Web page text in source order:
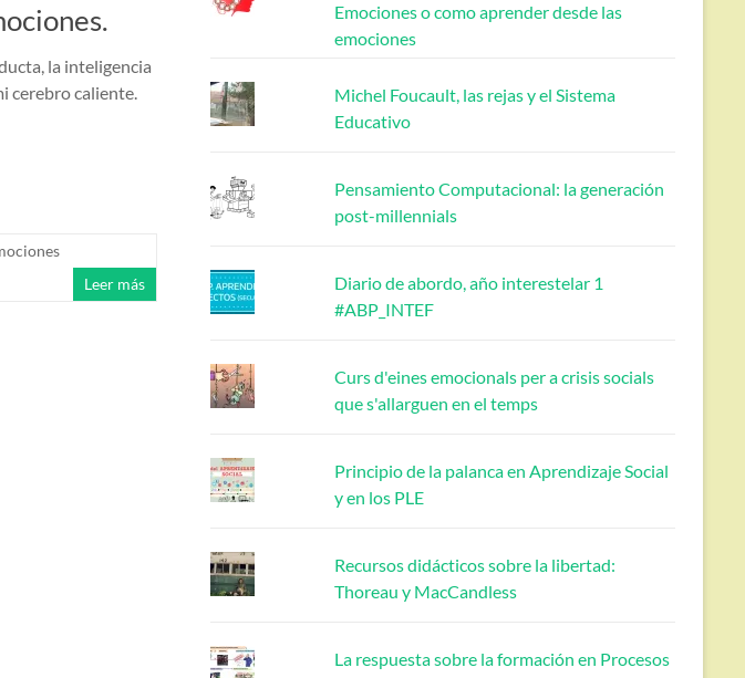
la inteligencia
cerebro caliente.
Leer más
Emociones o como aprender desde las
emociones
Michel Foucault, las rejas y el Sistema
Educativo
Pensamiento Computacional: la generación
post-millennials
Diario de abordo, año interestelar 1
#ABP_INTEF
Curs d'eines emocionals per a crisis socials
que s'allarguen en el temps
Principio de la palanca en Aprendizaje Social
y en los PLE
Recursos didácticos sobre la libertad:
Thoreau y MacCandless
La respuesta sobre la formación en Procesos